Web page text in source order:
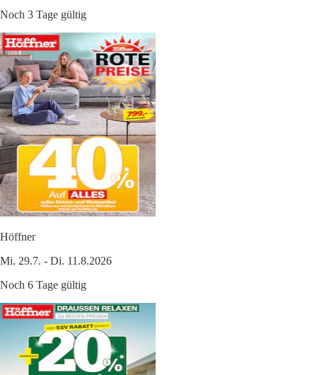
Noch 3 Tage gültig
Höffner
Mi. 29.7. - Di. 11.8.2026
Noch 6 Tage gültig